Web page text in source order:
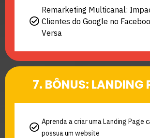
Remarketing Multicanal:
Clientes do Google no
Versa
7. BÔNUS: LANDING
Aprenda a criar uma Landing Page
possua um website